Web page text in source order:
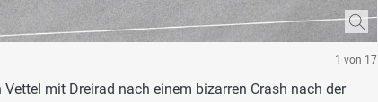
1 von 17
mit Dreirad nach einem bizarren Crash nach der